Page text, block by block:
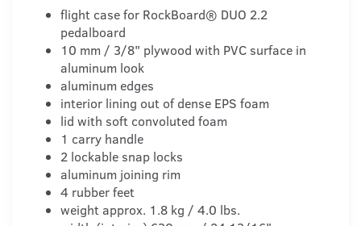
flight case for RockBoard® DUO 2.2
pedalboard
10 mm / 3/8" plywood with PVC surface in
aluminum look
aluminum edges
interior lining out of dense EPS foam
lid with soft convoluted foam
1 carry handle
2 lockable snap locks
aluminum joining rim
4 rubber feet
weight approx. 1.8 kg / 4.0 lbs.